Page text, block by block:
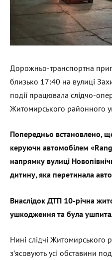
Дорожньо-транспортна
близько 17:40 на вулиці
події працювала слідчо-
Житомирського районного
Попередньо встановлено,
керуючи автомобілем
напрямку вулиці
дитину, яка перетинала
Внаслідок ДТП 10-річна
ушкодження та була
Нині слідчі Житомирського
з’ясовують усі обставини